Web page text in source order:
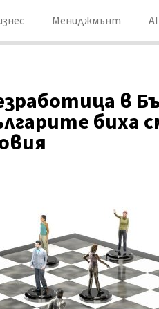
Мениджмънт AI
в
биха